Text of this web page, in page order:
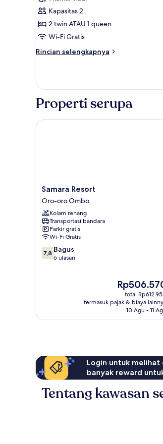
Twin
/
Queen
Kapasitas 2
2 twin ATAU 1 queen
Wi-Fi Gratis
Rincian selengkapnya
Rincian
Moderate
/
Queen
Bed
Properti serupa
Samara
Resort
Oro-
oro
Ombo
Samara Resort
Oro-oro Ombo
Kolam renang
Transportasi bandara
Parkir gratis
Wi-Fi Gratis
7.8
dari
7,8 Bagus
6 ulasan
Harga
sekarang
Rp506.570
total
termasuk pajak & biaya
10 Agu - 11
Samara Resort
Login untuk melihat
banyak reward
Tentang kawasan